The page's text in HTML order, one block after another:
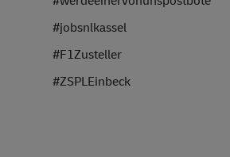
#jobsnlkassel
#F1Zusteller
#ZSPLEinbeck